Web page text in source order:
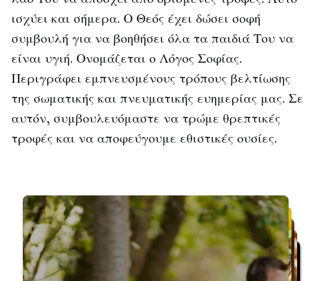
ισχύει και σήμερα. Ο Θεός έχει δώσει σοφή
συμβουλή για να βοηθήσει όλα τα παιδιά Του να
είναι υγιή. Ονομάζεται ο Λόγος Σοφίας.
Περιγράφει εμπνευσμένους τρόπους βελτίωσης
της σωματικής και πνευματικής ευημερίας μας. Σε
αυτόν, συμβουλευόμαστε να τρώμε θρεπτικές
τροφές και να αποφεύγουμε εθιστικές ουσίες.
Αρχίστε ξανά